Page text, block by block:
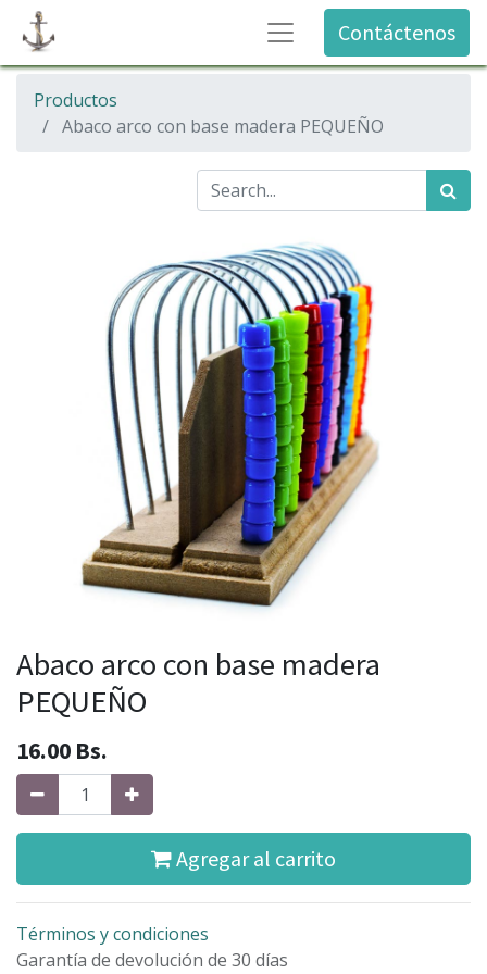
Contáctenos
Productos
Abaco arco con base madera PEQUEÑO
Abaco arco con base madera
PEQUEÑO
16.00 Bs.
Agregar al carrito
Términos y condiciones
Garantía de devolución de 30 días